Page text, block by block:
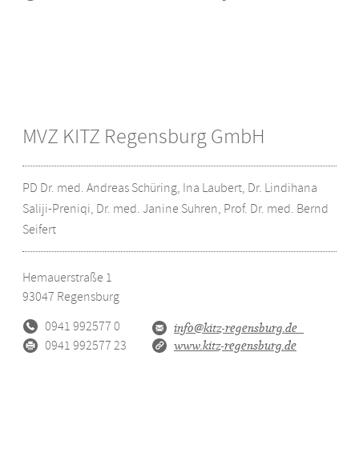
MVZ KITZ Regensburg GmbH
PD Dr. med. Andreas Schüring, Ina Laubert, Dr. Lindihana
Saliji-Preniqi, Dr. med. Janine Suhren, Prof. Dr. med. Bernd
Seifert
Hemauerstraße 1
93047 Regensburg
0941 992577 0
0941 992577 23
info@kitz-regensburg.de
www.kitz-regensburg.de